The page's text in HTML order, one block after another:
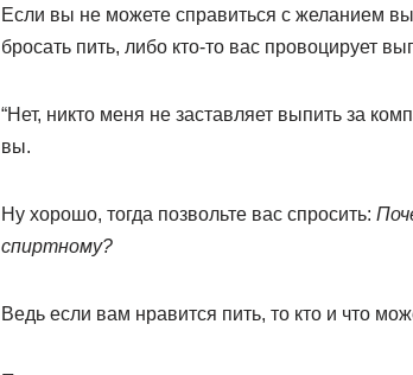
Если вы не можете справиться с желанием
бросать пить, либо кто-то вас провоцирует
“Нет, никто меня не заставляет выпить за
вы.
Ну хорошо, тогда позвольте вас спросить:
спиртному?
Ведь если вам нравится пить, то кто и что